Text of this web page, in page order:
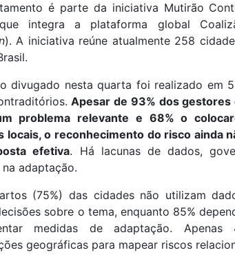
é parte da iniciativa Mutirão
integra a plataforma global
). A iniciativa reúne atualmente 258
divugado nesta quarta foi realizado em
Apesar de 93% dos
problema relevante e 68% o
locais, o reconhecimento do risco ainda
efetiva. Há lacunas de dados,
adaptação.
(75%) das cidades não utilizam
sobre o tema, enquanto 85%
medidas de adaptação.
geográficas para mapear riscos